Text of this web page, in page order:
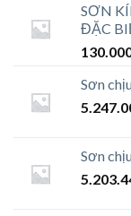
SƠN
ĐẶC
Sơn
Sơn